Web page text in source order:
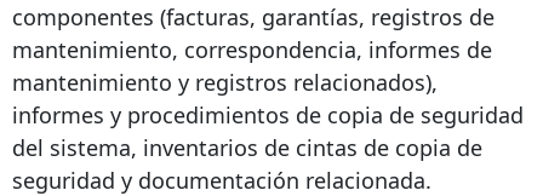
componentes (facturas, garantías, registros de
mantenimiento, correspondencia, informes de
mantenimiento y registros relacionados),
informes y procedimientos de copia de seguridad
del sistema, inventarios de cintas de copia de
seguridad y documentación relacionada.